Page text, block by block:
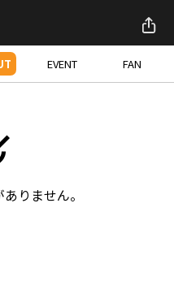
EVENT FAN
りません。